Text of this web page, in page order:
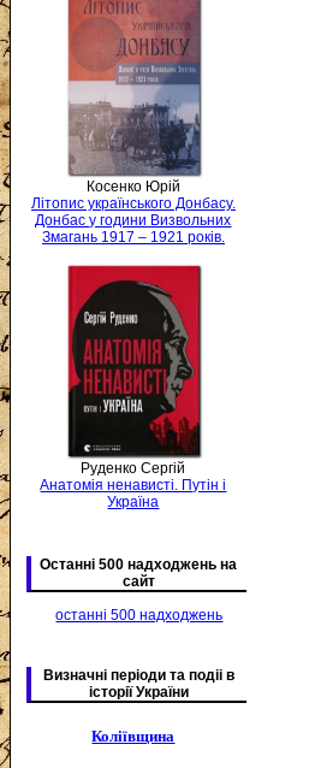
Косенко Юрій
Літопис українського Донбасу.
Донбас у години Визвольних
Змагань 1917 – 1921 років.
Руденко Сергій
Анатомія ненависті. Путін і
Україна
Останні 500 надходжень на
сайт
останні 500 надходжень
Визначні періоди та подіі в
історії України
Коліївщина